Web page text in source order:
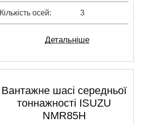
Кількість осей 3
Детальніше
Вантажне шасі середньої
тоннажності ISUZU
NMR85H